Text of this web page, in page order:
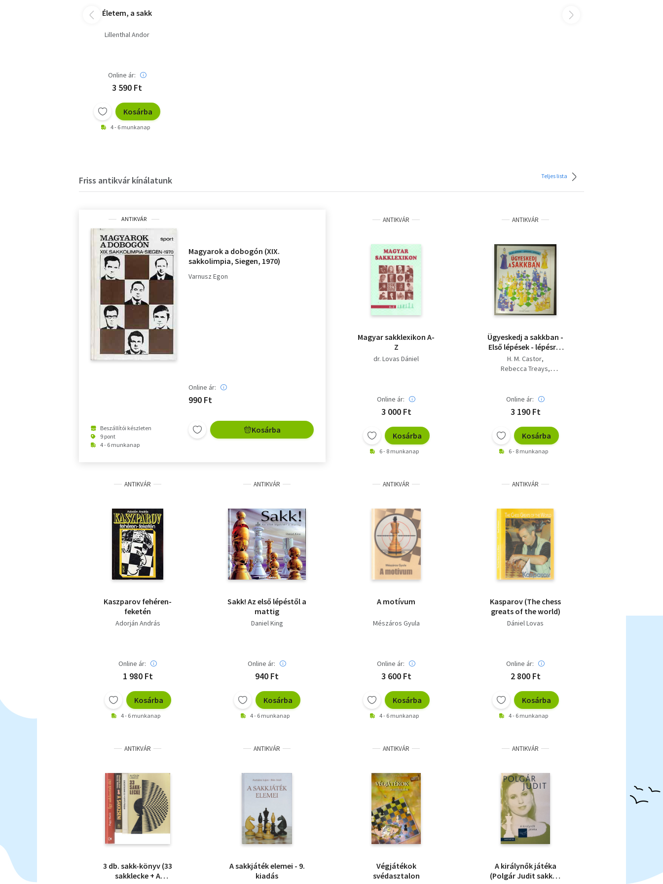
Életem, a sakk
Lillenthal Andor
Online ár:
3 590 Ft
Kosárba
4 - 6 munkanap
Friss antikvár kínálatunk Teljes lista
ANTIKVÁR
Beszállítói készleten
9 pont
4 - 6 munkanap
Magyarok a dobogón (XIX.
sakkolimpia, Siegen, 1970)
Varnusz Egon
Online ár:
990 Ft
Kosárba
ANTIKVÁR
Magyar sakklexikon A-
Z
dr. Lovas Dániel
Online ár:
3 000 Ft
Kosárba
6 - 8 munkanap
ANTIKVÁR
Ügyeskedj a sakkban -
Első lépések - lépésről
lépésre - Megkímélt
állapotban
H. M. Castor
Rebecca Treays
Online ár:
3 190 Ft
Kosárba
6 - 8 munkanap
ANTIKVÁR
Kaszparov fehéren-
feketén
Adorján András
Online ár:
1 980 Ft
Kosárba
4 - 6 munkanap
ANTIKVÁR
Sakk! Az első lépéstől a
mattig
Daniel King
Online ár:
940 Ft
Kosárba
4 - 6 munkanap
ANTIKVÁR
A motívum
Mészáros Gyula
Online ár:
3 600 Ft
Kosárba
4 - 6 munkanap
ANTIKVÁR
Kasparov (The chess
greats of the world)
Dániel Lovas
Online ár:
2 800 Ft
Kosárba
4 - 6 munkanap
ANTIKVÁR
3 db. sakk-könyv (33
sakklecke + A
ANTIKVÁR
A sakkjáték elemei - 9.
kiadás
ANTIKVÁR
Végjátékok
svédasztalon
ANTIKVÁR
A királynők játéka
(Polgár Judit sakkot